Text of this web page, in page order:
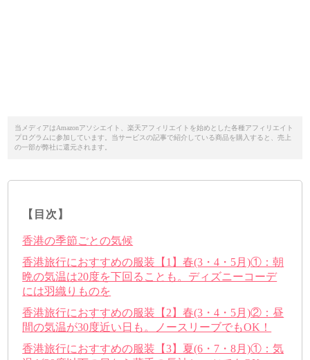
当メディアはAmazonアソシエイト、楽天アフィリエイトを始めとした各種アフィリエイト
プログラムに参加しています。当サービスの記事で紹介している商品を購入すると、売上
の一部が弊社に還元されます。
【目次】
香港の季節ごとの気候
香港旅行におすすめの服装【1】春(3・4・5月)①：朝
晩の気温は20度を下回ることも。ディズニーコーデ
には羽織りものを
香港旅行におすすめの服装【2】春(3・4・5月)②：昼
間の気温が30度近い日も。ノースリーブでもOK！
香港旅行におすすめの服装【3】夏(6・7・8月)①：気